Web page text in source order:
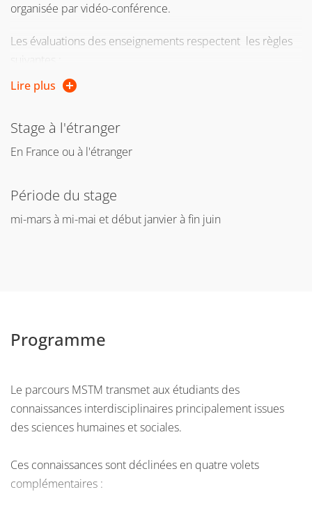
organisée par vidéo-conférence.
Les évaluations des enseignements respectent les règles
en M1 : 1 contrôle continu (40% de la note finale) et 1
contrôle terminal (100% de la note finale) en session 2
en M2 : 1 contrôle terminal en sessions 1 et 2 (100% de la
Lire plus
Stage à l'étranger
En France ou à l'étranger
Période du stage
mi-mars à mi-mai et début janvier à fin juin
Programme
Le parcours MSTM transmet aux étudiants des
connaissances interdisciplinaires principalement issues
des sciences humaines et sociales.
Ces connaissances sont déclinées en quatre volets
complémentaires :